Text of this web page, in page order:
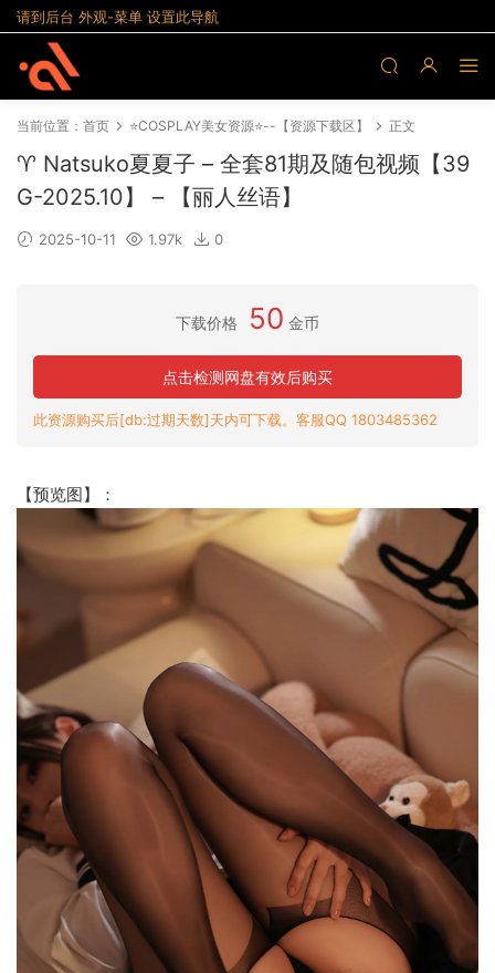
请到后台 外观-菜单 设置此导航
当前位置： 首页 ⭐COSPLAY美女资源⭐--【资源下载区】 正文
♈ Natsuko夏夏子 – 全套81期及随包视频【39
G-2025.10】 – 【丽人丝语】
2025-10-11 1.97k 0
下载价格 50 金币
点击检测网盘有效后购买
此资源购买后[db:过期天数]天内可下载。客服QQ 1803485362
【预览图】：